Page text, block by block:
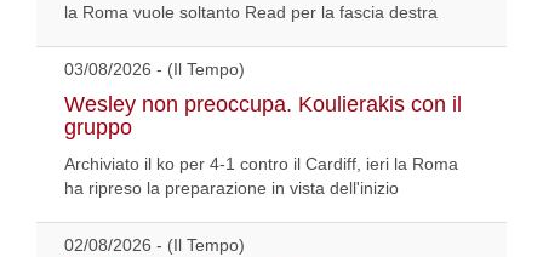
la Roma vuole soltanto Read per la fascia destra
03/08/2026 - (Il Tempo)
Wesley non preoccupa. Koulierakis con il
gruppo
Archiviato il ko per 4-1 contro il Cardiff, ieri la Roma
ha ripreso la preparazione in vista dell'inizio
02/08/2026 - (Il Tempo)